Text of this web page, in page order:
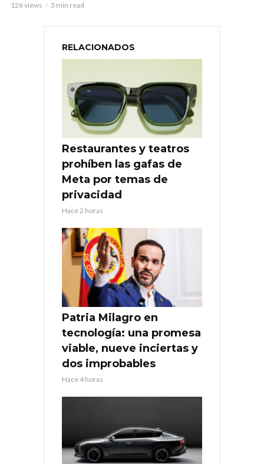
126 views 3 min read
RELACIONADOS
Restaurantes y teatros
prohíben las gafas de
Meta por temas de
privacidad
Hace 2 horas
Patria Milagro en
tecnología: una promesa
viable, nueve inciertas y
dos improbables
Hace 4 horas